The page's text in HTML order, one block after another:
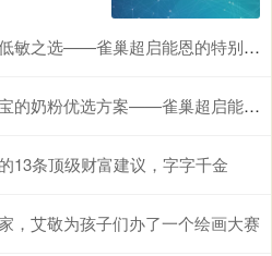
之选——雀巢超启能恩的特别优势
优选方案——雀巢超启能恩，守护脆弱肠胃
13条顶级财富建议，字字千金
，艾敬为孩子们办了一个绘画大赛